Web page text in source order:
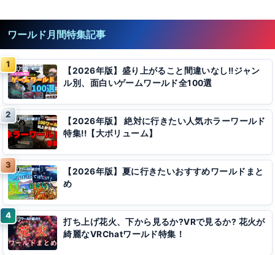
ワールド月間特集記事
【2026年版】盛り上がること間違いなし!!ジャン
ル別、面白いゲームワールド全100選
【2026年版】 絶対に行きたい人気ホラーワールド
特集!!【大ボリューム】
【2026年版】夏に行きたいおすすめワールドまと
め
打ち上げ花火、下から見るか?VRで見るか? 花火が
綺麗なVRChatワールド特集！